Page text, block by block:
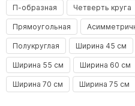
П-образная Четверть круга
Прямоугольная
Полукруглая Ширина 45 см
Ширина 55 см Ширина 60 см
Ширина 70 см Ширина 75 см